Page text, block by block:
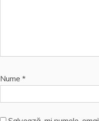
Nume *